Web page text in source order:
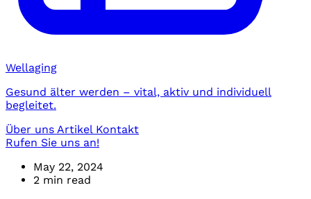
Wellaging
Gesund älter werden – vital, aktiv und individuell
begleitet.
Über uns Artikel Kontakt
Rufen Sie uns an!
May 22, 2024
2 min read